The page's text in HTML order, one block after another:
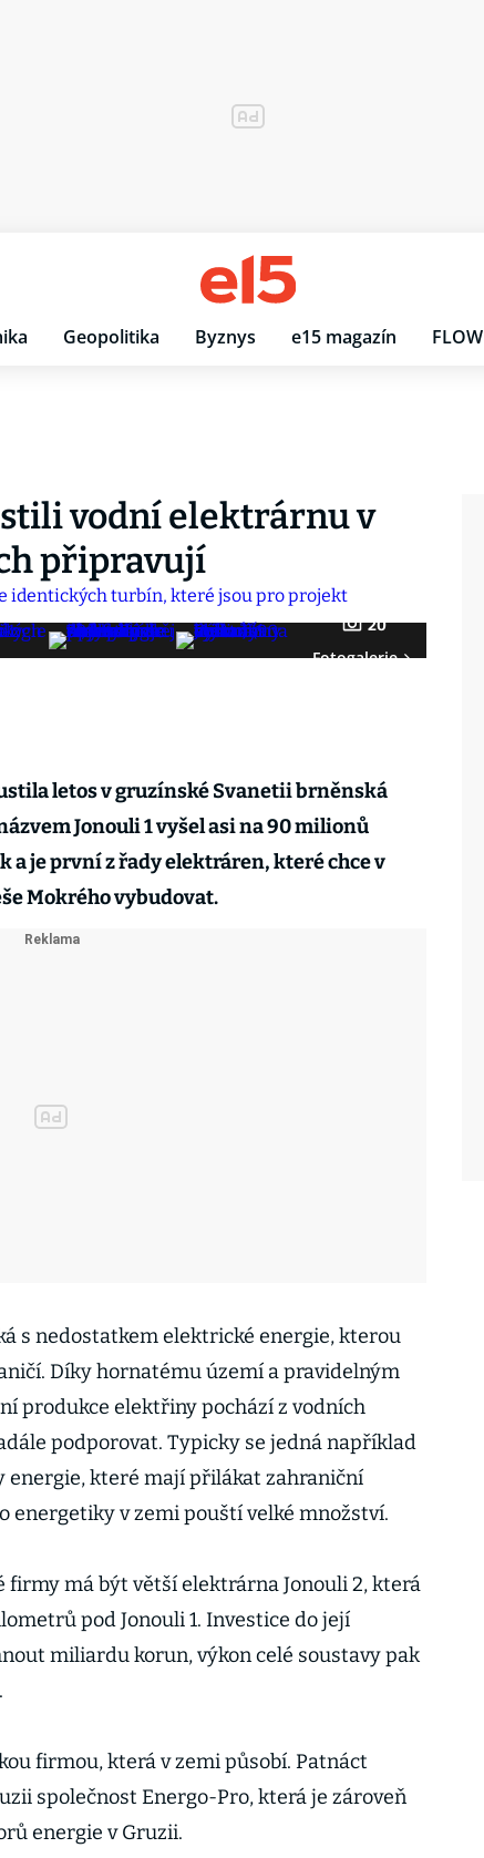
Geopolitika Byznys e15 magazín FLOW
vodní elektrárnu v
připravují
20
Fotogalerie
letos v gruzínské Svanetii brněnská
Jonouli 1 vyšel asi na 90 milionů
a je první z řady elektráren, které chce v
Mokrého vybudovat.
s nedostatkem elektrické energie, kterou
Díky hornatému území a pravidelným
produkce elektřiny pochází z vodních
podporovat. Typicky se jedná například
energie, které mají přilákat zahraniční
energetiky v zemi pouští velké množství.
má být větší elektrárna Jonouli 2, která
pod Jonouli 1. Investice do její
miliardu korun, výkon celé soustavy pak
firmou, která v zemi působí. Patnáct
společnost Energo-Pro, která je zároveň
energie v Gruzii.